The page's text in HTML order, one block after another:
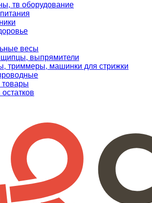
тв оборудование
весы
выпрямители
триммеры, машинки для стрижки